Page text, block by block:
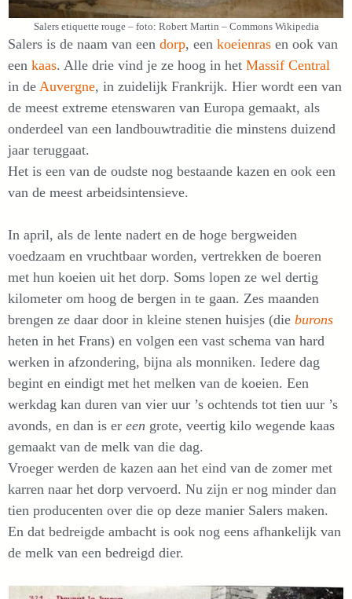
Salers etiquette rouge – foto: Robert Martin – Commons Wikipedia
Salers is de naam van een dorp, een koeienras en ook van
een kaas. Alle drie vind je ze hoog in het Massif Central
in de Auvergne, in zuidelijk Frankrijk. Hier wordt een van
de meest extreme etenswaren van Europa gemaakt, als
onderdeel van een landbouwtraditie die minstens duizend
jaar teruggaat.
Het is een van de oudste nog bestaande kazen en ook een
van de meest arbeidsintensieve.
In april, als de lente nadert en de hoge bergweiden
voedzaam en vruchtbaar worden, vertrekken de boeren
met hun koeien uit het dorp. Soms lopen ze wel dertig
kilometer om hoog de bergen in te gaan. Zes maanden
brengen ze daar door in kleine stenen huisjes (die burons
heten in het Frans) en volgen een vast schema van hard
werken in afzondering, bijna als monniken. Iedere dag
begint en eindigt met het melken van de koeien. Een
werkdag kan duren van vier uur ’s ochtends tot tien uur ’s
avonds, en dan is er een grote, veertig kilo wegende kaas
gemaakt van de melk van die dag.
Vroeger werden de kazen aan het eind van de zomer met
karren naar het dorp vervoerd. Nu zijn er nog minder dan
tien producenten over die op deze manier Salers maken.
En dat bedreigde ambacht is ook nog eens afhankelijk van
de melk van een bedreigd dier.